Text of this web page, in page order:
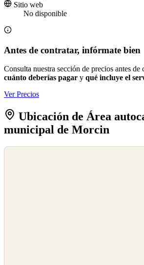
Sitio web
No disponible
Antes de contratar, infórmate bien
Consulta nuestra sección de precios antes de
cuánto deberías pagar y qué incluye el
Ver Precios
Ubicación de Área
municipal de Morcin